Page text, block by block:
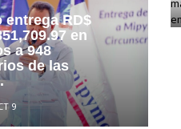
entrega RD$
en
a 948
de las
9